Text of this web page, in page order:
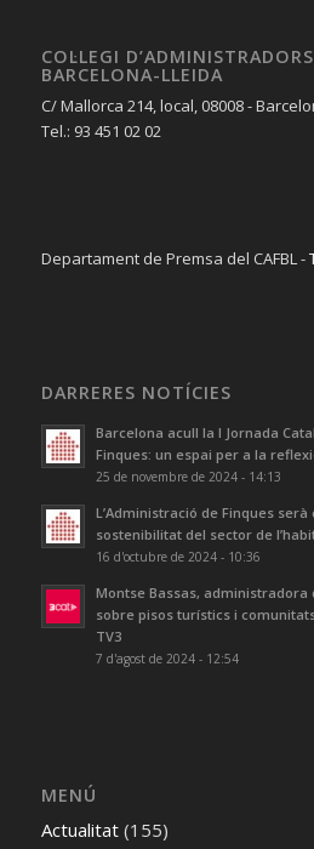
COL·LEGI
BARCELONA-LLEIDA
C/ Mallorca 214, local, 08008 -
Tel.: 93 451 02 02
Departament de Premsa del CAFBL -
DARRERES NOTÍCIES
Barcelona acull la I Jornada
Finques: un espai per a la
25 de novembre de 2024 - 14:13
L’Administració de Finques
sostenibilitat del sector de
16 d'octubre de 2024 - 10:36
Montse Bassas, administradora
sobre pisos turístics i
TV3
7 d'agost de 2024 - 12:54
MENÚ
Actualitat(155)